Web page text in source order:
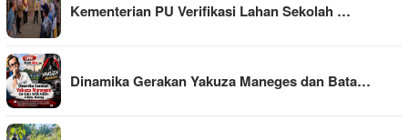
Kementerian PU Verifikasi Lahan Sekolah …
Dinamika Gerakan Yakuza Maneges dan Bata…